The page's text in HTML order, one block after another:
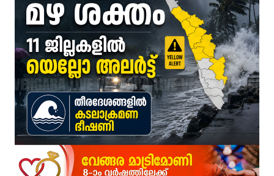
ഓണക്കാലത്തെ റേഷൻ വിതരണം തിങ്കളാഴ്ച മുതൽ;
സംവരണ നിയമനങ്ങളിൽ സ്പെഷ്യൽ റിക്രൂട്ട്മെന്റ് നടത്തണം:
ഇൻഫാന്റിനോക്കെതിരെ അവിശ്വാസ പ്രമേയ നീക്കവുമായി
എസ്.എം.സർവർ മെഗാ ഉറുദു ക്വിസ് മത്സരം സമാപിച്ചു
ഒതുക്കുങ്ങൽ ഗവൺമെന്റ് ഹയർ സെക്കന്ററി സ്കൂളിന് പ്രത്യേക
വേങ്ങര ടൗൺ പൗരസമിതി ഫുട്ബോൾ പ്രവചന മത്സരം: വിജയിക്ക്
ശിഹാബ് തങ്ങളെ അനുസ്മരിച്ച് പി.കെ. കുഞ്ഞാലിക്കുട്ടി
മലപ്പുറം ജില്ലയില്‍ ശക്തമായ മഴ; 4 ക്യാമ്പുകള്‍ തുറന്നു
വിവരാവകാശ നിയമപ്രകാരം വിവരം സൗജന്യമായി നൽകണം;
അതിശക്തമായ മഴ തുടരും; എട്ട് ജില്ലകളിൽ റെഡ് അലർട്ട്